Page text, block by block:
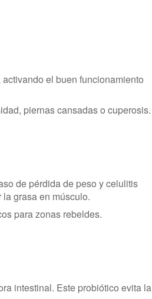
el buen funcionamiento
piernas cansadas o cuperosis.
de pérdida de peso y celulitis
grasa en músculo.
para zonas rebeldes.
intestinal. Este probiótico evita la